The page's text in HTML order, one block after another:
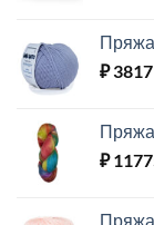
Пряжа
₽3817
Пряжа
₽
Пряжа